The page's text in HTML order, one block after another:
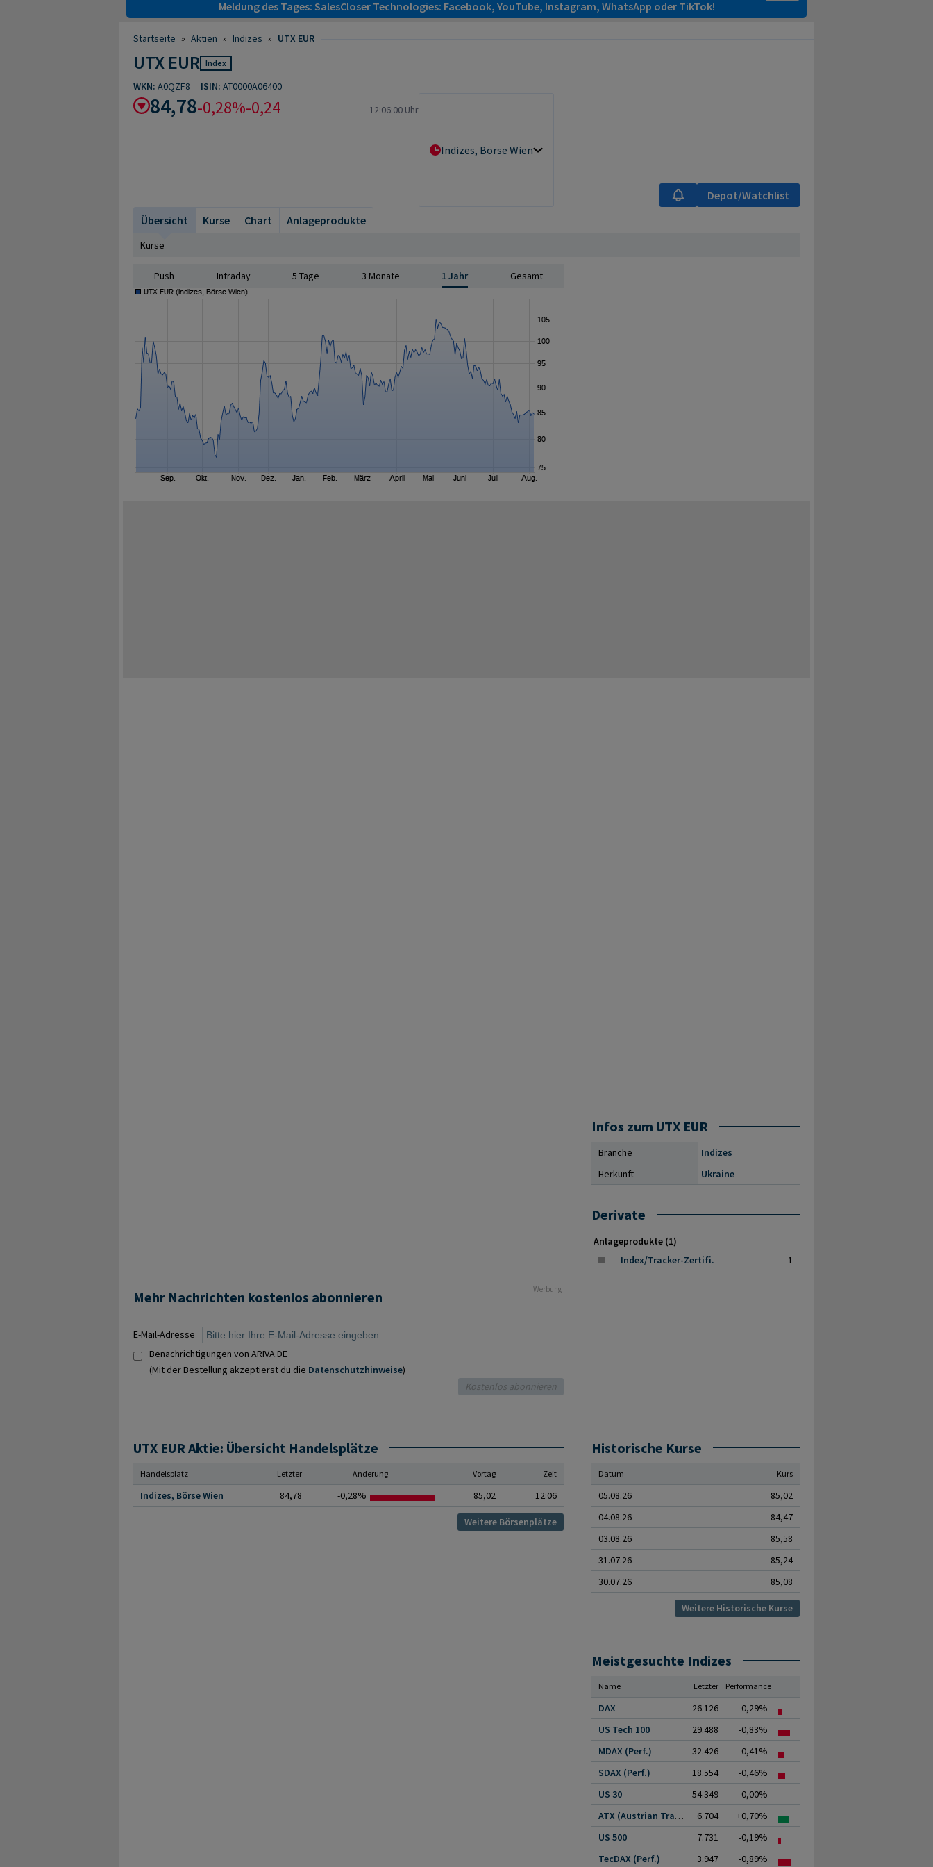
Meldung des Tages: SalesCloser Technologies: Facebook, YouTube, Instagram, WhatsApp oder TikTok!
Startseite » Aktien » Indizes » UTX EUR
UTX EUR Index
WKN: A0QZF8 ISIN: AT0000A06400
84,78-0,28%-0,24 12:06:00 Uhr
Indizes, Börse Wien
Depot/Watchlist
Übersicht
Kurse Chart Anlageprodukte
Kurse
Push Intraday 5 Tage 3 Monate 1 Jahr Gesamt
Infos zum UTX EUR
Branche
Indizes
Herkunft
Ukraine
Derivate
Anlageprodukte (1)
Index/Tracker-Zertifi.
1
Werbung
Mehr Nachrichten kostenlos abonnieren
E-Mail-Adresse
Benachrichtigungen von ARIVA.DE
(Mit der Bestellung akzeptierst du die Datenschutzhinweise)
UTX EUR Aktie: Übersicht Handelsplätze
Handelsplatz Letzter Änderung Vortag Zeit
Indizes, Börse Wien 84,78 -0,28% 85,02 12:06
Weitere Börsenplätze
Historische Kurse
Datum Kurs
05.08.26
85,02
04.08.26
84,47
03.08.26
85,58
31.07.26
85,24
30.07.26
85,08
Weitere Historische Kurse
Meistgesuchte Indizes
Name Letzter Performance
DAX 26.126
-0,29%
US Tech 100
29.488
-0,83%
MDAX (Perf.)
32.426
-0,41%
SDAX (Perf.)
18.554
-0,46%
US 30
54.349
0,00%
ATX (Austrian Traded.
6.704
+0,70%
US 500
7.731
-0,19%
TecDAX (Perf.)
3.947 -0,89%